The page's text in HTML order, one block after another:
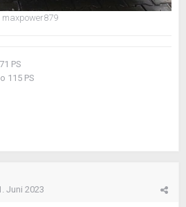
maxpower879
PS
115 PS
Juni 2023